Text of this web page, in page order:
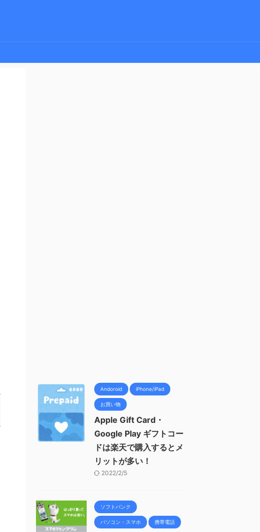
Andoroid iPhone/iPad
お買い物
Apple Gift Card・
Google Play ギフトコー
ドは楽天で購入するとメ
リットが多い！
2022/2/5
ソフトバンク
パソコン・スマホ 携帯電話